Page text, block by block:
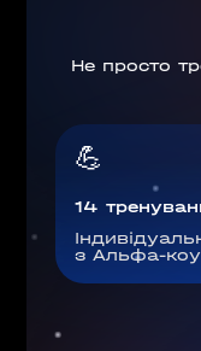
Не просто
💪
14
з Альфа-